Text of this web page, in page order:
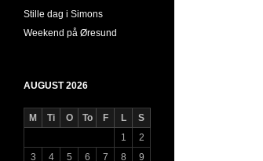
Stille dag i Simons
Weekend på Øresund
AUGUST 2026
M Ti O To F L
S
1
2
3
4 5 6 7 8
9